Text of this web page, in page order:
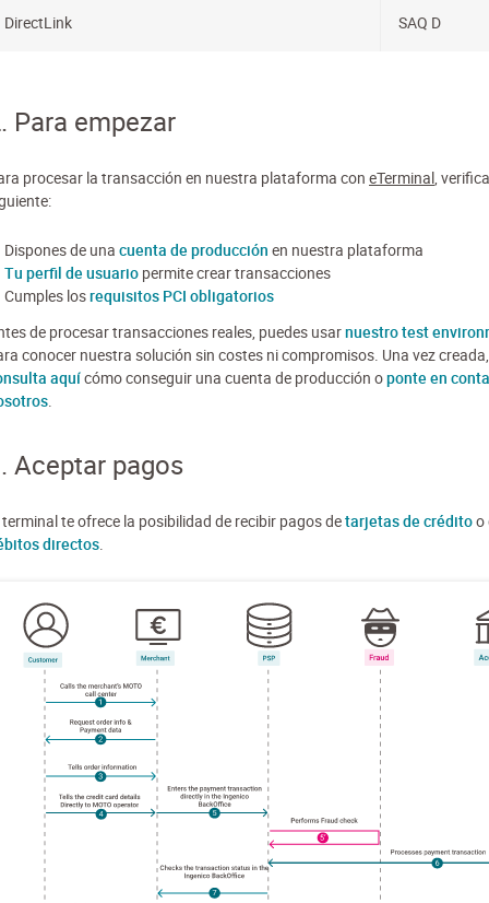
DirectLink SAQ D
Para empezar
procesar la transacción en nuestra plataforma con eTerminal,
Dispones de una cuenta de producción en nuestra plataforma
Tu perfil de usuario permite crear transacciones
Cumples losrequisitos PCI obligatorios
de procesar transacciones reales, puedes usarnuestro test
conocer nuestra solución sin costes ni compromisos. Una vez creada,
aquícómo conseguir una cuenta de producción oponte en
.
Aceptar pagos
terminal te ofrece la posibilidad de recibir pagos detarjetas de créditoo
directos.